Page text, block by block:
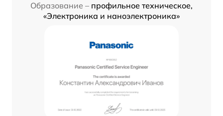
Образование – профильное техническое,
«Электроника и наноэлектроника»